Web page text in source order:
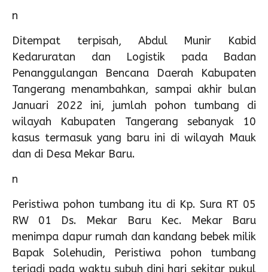
n
Ditempat terpisah, Abdul Munir Kabid
Kedaruratan dan Logistik pada Badan
Penanggulangan Bencana Daerah Kabupaten
Tangerang menambahkan, sampai akhir bulan
Januari 2022 ini, jumlah pohon tumbang di
wilayah Kabupaten Tangerang sebanyak 10
kasus termasuk yang baru ini di wilayah Mauk
dan di Desa Mekar Baru.
n
Peristiwa pohon tumbang itu di Kp. Sura RT 05
RW 01 Ds. Mekar Baru Kec. Mekar Baru
menimpa dapur rumah dan kandang bebek milik
Bapak Solehudin, Peristiwa pohon tumbang
terjadi pada waktu subuh dini hari sekitar pukul